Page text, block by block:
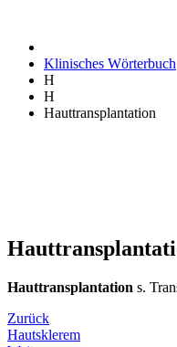
Klinisches Wörterbuch
H
H
Hauttransplantation
Hauttransplantation s.
Zurück
Hautsklerem